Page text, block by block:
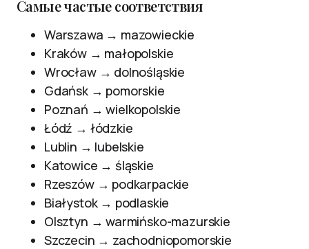
Самые частые соответствия
Warszawa → mazowieckie
Kraków → małopolskie
Wrocław → dolnośląskie
Gdańsk → pomorskie
Poznań → wielkopolskie
Łódź → łódzkie
Lublin → lubelskie
Katowice → śląskie
Rzeszów → podkarpackie
Białystok → podlaskie
Olsztyn → warmińsko-mazurskie
Szczecin → zachodniopomorskie